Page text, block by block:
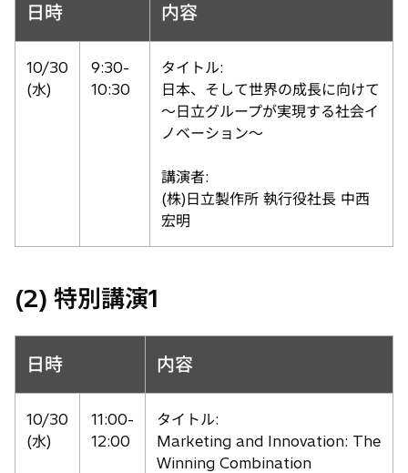
日時 内容
10/30
(水)
9:30-
10:30
タイトル:
日本、そして世界の成長に向けて
〜日立グループが実現する社会イ
ノベーション〜
講演者:
(株)日立製作所 執行役社長 中西
宏明
(2) 特別講演1
日時 内容
10/30
(水)
11:00-
12:00
タイトル:
Marketing and Innovation: The
Winning Combination